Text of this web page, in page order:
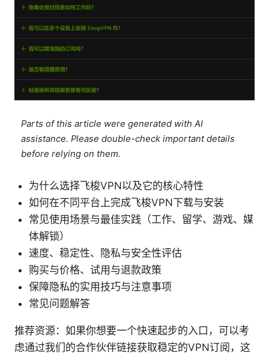
Parts of this article were generated with AI
assistance. Please double-check important details
before relying on them.
为什么选择飞梭VPN以及它的核心特性
如何在不同平台上完成飞梭VPN下载与安装
常见使用场景与最佳实践（工作、留学、游戏、媒
体解锁）
速度、稳定性、隐私与安全性评估
购买与价格、试用与退款政策
保障隐私的实用技巧与注意事项
常见问题解答
推荐资源：如果你想要一个快速起步的入口，可以考
虑通过我们的合作伙伴链接获取稳定的VPN订阅，这